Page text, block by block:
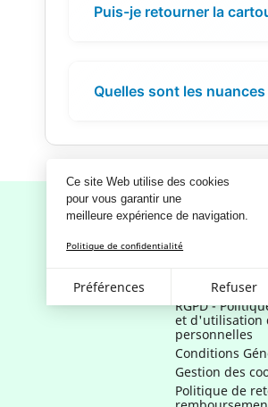
Ce site Web utilise des cookies
pour vous garantir une
meilleure expérience de navigation.
Politique de confidentialité
Préférences Refuser
Puis-je retourner la
Quelles sont les
Mentions
RGPD -
et d'utilisation
personnelles
Conditions
Gestion des
Politique de